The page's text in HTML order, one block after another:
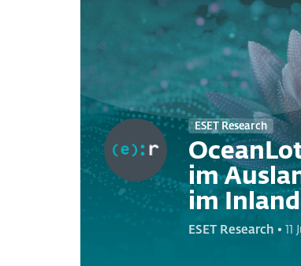
ESET Research
im
im Inland
ESET Research •